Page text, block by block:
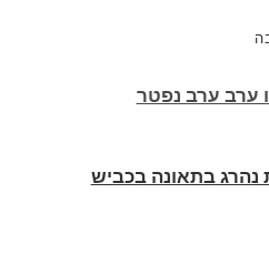
בתאונה בכביש
למסע גניבות: הוגשו